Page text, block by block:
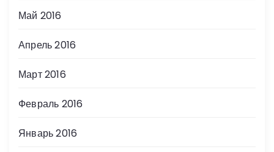
Май 2016
Апрель 2016
Март 2016
Февраль 2016
Январь 2016